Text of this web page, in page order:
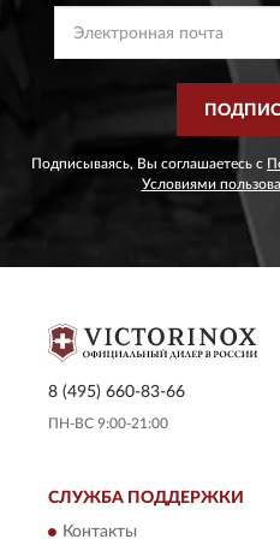
Подписываясь, Вы соглашаетесь с
Условиями
8 (495) 660-83-66
ПН-ВС 9:00-21:00
СЛУЖБА ПОДДЕРЖКИ
Контакты